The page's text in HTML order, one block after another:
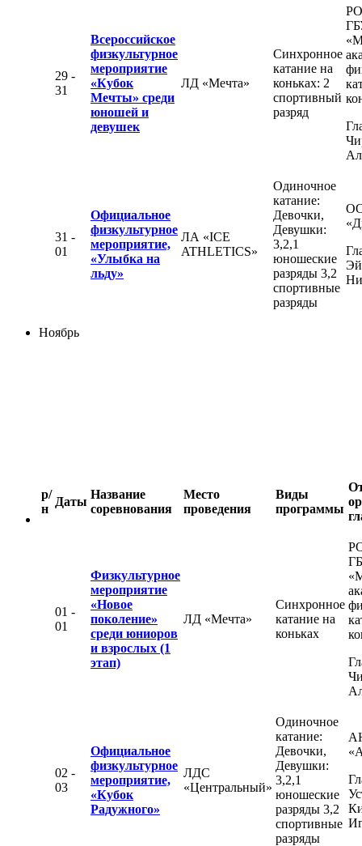
29 -
31
Всероссийское
физкультурное
мероприятие
«Кубок
Мечты» среди
юношей и
девушек
ЛД «Мечта»
Синхронное
катание на
коньках: 2
спортивный
разряд
31 -
01
Официальное
физкультурное
мероприятие,
«Улыбка на
льду»
ЛА «ICE
ATHLETICS»
Одиночное
катание:
Девочки,
Девушки:
3,2,1
юношеские
разряды 3,2
спортивные
разряды
Ноябрь
р/
н
Даты
Название
соревнования
Место
проведения
Виды
программы
01 -
01
Физкультурное
мероприятие
«Новое
поколение»
среди юниоров
и взрослых (1
этап)
ЛД «Мечта»
Синхронное
катание на
коньках
02 -
03
Официальное
физкультурное
мероприятие,
«Кубок
Радужного»
ЛДС
«Центральный»
Одиночное
катание:
Девочки,
Девушки:
3,2,1
юношеские
разряды 3,2
спортивные
разряды